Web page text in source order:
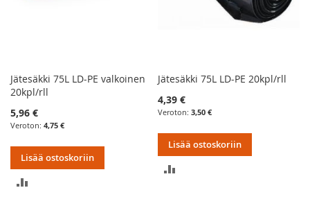
Jätesäkki 75L LD-PE valkoinen
20kpl/rll
5,96 €
4,75 €
Lisää ostoskoriin
Jätesäkki 75L LD-PE 20kpl/rll
4,39 €
3,50 €
Lisää ostoskoriin